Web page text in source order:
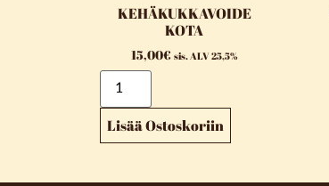
KEHÄKUKKAVOIDE
KOTA
15,00€ sis. ALV 25,5%
Lisää Ostoskoriin